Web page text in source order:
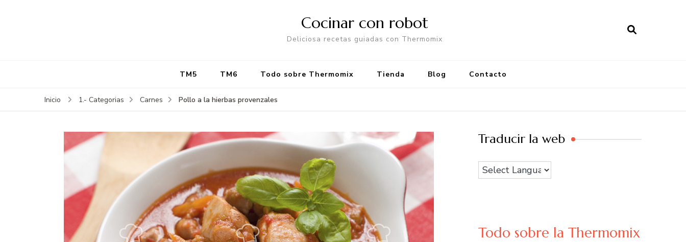
Cocinar con robot
Deliciosa recetas guiadas con Thermomix
TM5 TM6 Todo sobre Thermomix Tienda Blog Contacto
Inicio 1.- Categorias Carnes Pollo a la hierbas provenzales
Traducir la web
Todo sobre la Thermomix